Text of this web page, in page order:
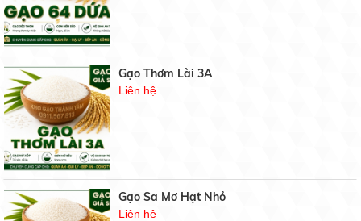
Gạo Thơm Lài 3A
Liên hệ
Gạo Sa Mơ Hạt Nhỏ
Liên hệ
3 phương pháp phục hồi cây caphe nhiểm sương
muối
19/05/2020
BẢNG GIÁ GẠO HÔM NAY
21/07/2021